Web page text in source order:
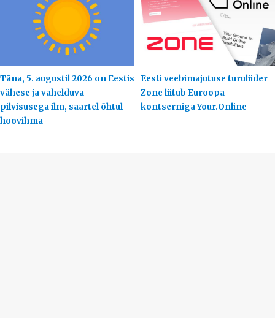
Täna, 5. augustil 2026 on Eestis
vähese ja vahelduva
pilvisusega ilm, saartel õhtul
hoovihma
Eesti veebimajutuse turuliider
Zone liitub Euroopa
kontserniga Your.Online